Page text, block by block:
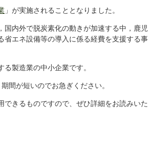
」が実施されることとなりました。
国内外で脱炭素化の動きが加速する中，鹿児
エネ設備等の導入に係る経費を支援する事
製造業の中小企業です。
期間が短いのでお急ぎください。
きるものですので、ぜひ詳細をお読みいた